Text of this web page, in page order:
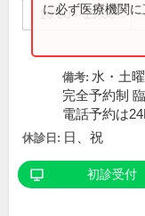
16:00～19:00
に必ず医療機関に
備考: 水・土
完全予約制
電話予約は
休診日: 日、祝
初診受付